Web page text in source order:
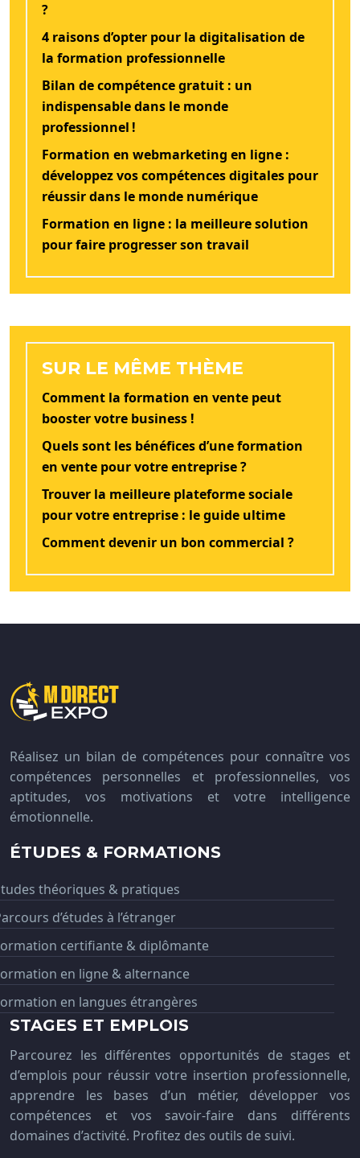
?
4 raisons d’opter pour la digitalisation de
la formation professionnelle
Bilan de compétence gratuit : un
indispensable dans le monde
professionnel !
Formation en webmarketing en ligne :
développez vos compétences digitales pour
réussir dans le monde numérique
Formation en ligne : la meilleure solution
pour faire progresser son travail
SUR LE MÊME THÈME
Comment la formation en vente peut
booster votre business !
Quels sont les bénéfices d’une formation
en vente pour votre entreprise ?
Trouver la meilleure plateforme sociale
pour votre entreprise : le guide ultime
Comment devenir un bon commercial ?
Réalisez un bilan de compétences pour connaître vos
compétences personnelles et professionnelles, vos
aptitudes, vos motivations et votre intelligence
émotionnelle.
ÉTUDES & FORMATIONS
théoriques & pratiques
d’études à l’étranger
certifiante & diplômante
en ligne & alternance
en langues étrangères
STAGES ET EMPLOIS
Parcourez les différentes opportunités de stages et
d’emplois pour réussir votre insertion professionnelle,
apprendre les bases d’un métier, développer vos
compétences et vos savoir-faire dans différents
domaines d’activité. Profitez des outils de suivi.